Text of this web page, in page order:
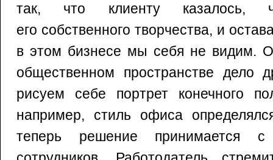
так, что клиенту казалось,
его собственного творчества, и
в этом бизнесе мы себя не видим.
общественном пространстве дело
рисуем себе портрет конечного
например, стиль офиса
теперь решение принимается